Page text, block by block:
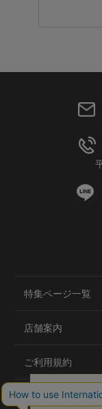
特集ページ一覧
店舗案内
ご利用規約
プライバシーポリ